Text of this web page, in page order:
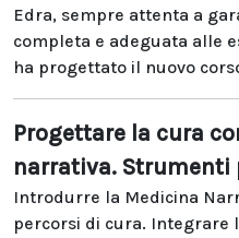
Edra, sempre attenta a
completa e adeguata alle
ha progettato il nuovo
Progettare la cura
narrativa. Strumenti
Introdurre la Medicina
percorsi di cura. Integrare